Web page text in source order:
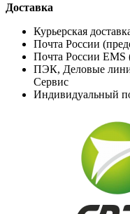
Доставка
Курьерская
Почта России
Почта России EMS
ПЭК, Деловые
Сервис
Индивидуальный